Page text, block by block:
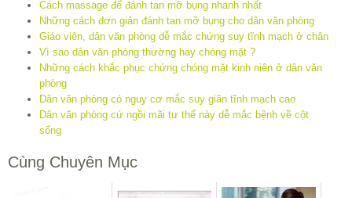
Cách massage để đánh tan mỡ bụng nhanh nhất
Những cách đơn giản đánh tan mỡ bụng cho dân văn phòng
Giáo viên, dân văn phòng dễ mắc chứng suy tĩnh mạch ở chân
Vì sao dân văn phòng thường hay chóng mặt ?
Những cách khắc phục chứng chóng mặt kinh niên ở dân văn
phòng
Dân văn phòng có nguy cơ mắc suy giãn tĩnh mạch cao
Dân văn phòng cứ ngồi mãi tư thế này dễ mắc bệnh về cột
sống
Cùng Chuyên Mục